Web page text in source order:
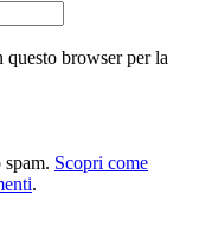
browser per la
Scopri come
.